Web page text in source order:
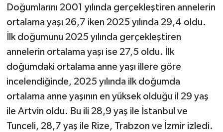
Doğumlarını 2001 yılında gerçekleştiren annelerin
ortalama yaşı 26,7 iken 2025 yılında 29,4 oldu.
İlk doğumunu 2025 yılında gerçekleştiren
annelerin ortalama yaşı ise 27,5 oldu. İlk
doğumdaki ortalama anne yaşı illere göre
incelendiğinde, 2025 yılında ilk doğumda
ortalama anne yaşının en yüksek olduğu il 29 yaş
ile Artvin oldu. Bu ili 28,9 yaş ile İstanbul ve
Tunceli, 28,7 yaş ile Rize, Trabzon ve İzmir izledi.